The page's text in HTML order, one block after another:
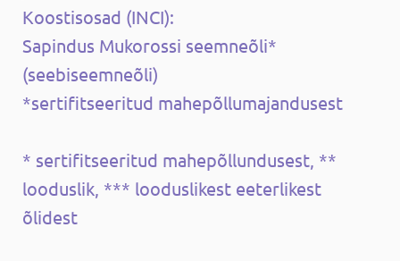
Koostisosad (INCI):
Sapindus Mukorossi seemneõli*
(seebiseemneõli)
*sertifitseeritud mahepõllumajandusest
* sertifitseeritud mahepõllundusest, **
looduslik, *** looduslikest eeterlikest
õlidest